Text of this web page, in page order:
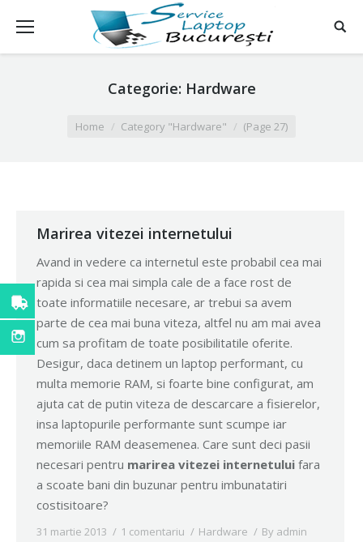
Categorie: Hardware
Home Category "Hardware" (Page 27)
Marirea vitezei internetului
Avand in vedere ca internetul este probabil cea mai
rapida si cea mai simpla cale de a face rost de
toate informatiile necesare, ar trebui sa avem
parte de cea mai buna viteza, altfel nu am mai avea
cum sa profitam de toate posibilitatile oferite.
Desigur, daca detinem un laptop performant, cu
multa memorie RAM, si foarte bine configurat, am
ajuta cat de putin viteza de descarcare a fisierelor,
insa laptopurile performante sunt scumpe iar
memoriile RAM deasemenea. Care sunt deci pasii
necesari pentru marirea vitezei internetului fara
a scoate bani din buzunar pentru imbunatatiri
costisitoare?
31 martie 2013 1 comentariu Hardware By admin